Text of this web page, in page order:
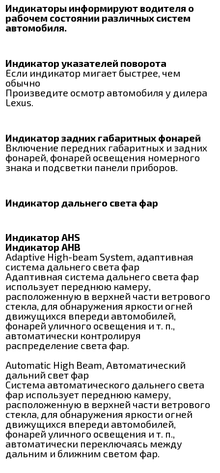
Индикаторы информируют водителя о
рабочем состоянии различных систем
автомобиля.
Индикатор указателей поворота
Если индикатор мигает быстрее, чем
обычно
Произведите осмотр автомобиля у дилера
Lexus.
Индикатор задних габаритных фонарей
Включение передних габаритных и задних
фонарей, фонарей освещения номерного
знака и подсветки панели приборов.
Индикатор дальнего света фар
Индикатор AHS
Индикатор AHB
Adaptive High-beam System, адаптивная
система дальнего света фар
Адаптивная система дальнего света фар
использует переднюю камеру,
расположенную в верхней части ветрового
стекла, для обнаружения яркости огней
движущихся впереди автомобилей,
фонарей уличного освещения и т. п.,
автоматически контролируя
распределение света фар.
Automatic High Beam, Автоматический
дальний свет фар
Система автоматического дальнего света
фар использует переднюю камеру,
расположенную в верхней части ветрового
стекла, для обнаружения яркости огней
движущихся впереди автомобилей,
фонарей уличного освещения и т. п.,
автоматически переключаясь между
дальним и ближним светом фар.